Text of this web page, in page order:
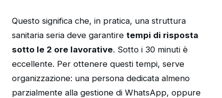
Questo significa che, in pratica, una struttura
sanitaria seria deve garantire tempi di risposta
sotto le 2 ore lavorative. Sotto i 30 minuti è
eccellente. Per ottenere questi tempi, serve
organizzazione: una persona dedicata almeno
parzialmente alla gestione di WhatsApp, oppure